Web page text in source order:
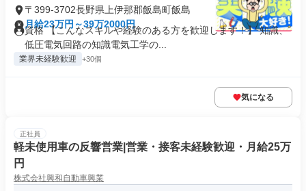
〒399-3702長野県上伊那郡飯島町飯島
月給23万円～39万2000円
資格 【こんなスキルや経験のある方を歓迎します！】 知識、
低圧電気回路の知識電気工学の...
業界未経験歓迎 +30個
気になる
正社員
軽未使用車の反響営業|営業・接客未経験歓迎・月給25万
円
株式会社興和自動車興業